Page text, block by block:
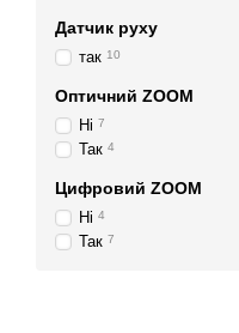
Датчик руху
так 10
Оптичний ZOOM
Ні 7
Так 4
Цифровий ZOOM
Ні 4
Так 7